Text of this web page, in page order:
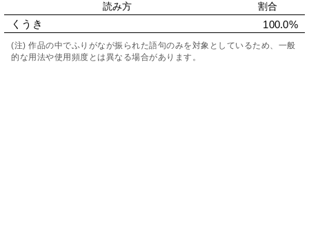
読み方 割合
くうき 100.0%
(注) 作品の中でふりがなが振られた語句のみを対象としているため、一般
的な用法や使用頻度とは異なる場合があります。